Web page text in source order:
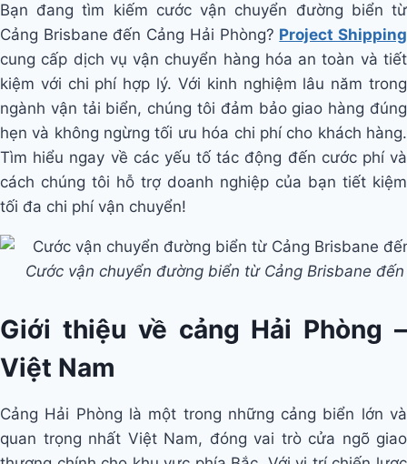
Bạn đang tìm kiếm cước vận chuyển đường biển từ
Cảng Brisbane đến Cảng Hải Phòng? Project Shipping
cung cấp dịch vụ vận chuyển hàng hóa an toàn và tiết
kiệm với chi phí hợp lý. Với kinh nghiệm lâu năm trong
ngành vận tải biển, chúng tôi đảm bảo giao hàng đúng
hẹn và không ngừng tối ưu hóa chi phí cho khách hàng.
Tìm hiểu ngay về các yếu tố tác động đến cước phí và
cách chúng tôi hỗ trợ doanh nghiệp của bạn tiết kiệm
tối đa chi phí vận chuyển!
Cước vận chuyển đường biển từ Cảng Brisbane
Giới thiệu về cảng Hải Phòng –
Việt Nam
Cảng Hải Phòng là một trong những cảng biển lớn và
quan trọng nhất Việt Nam, đóng vai trò cửa ngõ giao